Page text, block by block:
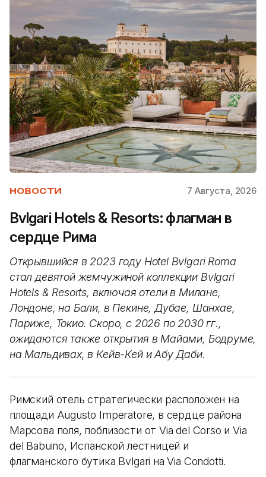
НОВОСТИ 7 Августа, 2026
Bvlgari Hotels & Resorts: флагман в
сердце Рима
Открывшийся в 2023 году Hotel Bvlgari Roma
стал девятой жемчужиной коллекции Bvlgari
Hotels & Resorts, включая отели в Милане,
Лондоне, на Бали, в Пекине, Дубае, Шанхае,
Париже, Токио. Скоро, с 2026 по 2030 гг.,
ожидаются также открытия в Майами, Бодруме,
на Мальдивах, в Кейв-Кей и Абу Даби.
Римский отель стратегически расположен на
площади Augusto Imperatore, в сердце района
Марсова поля, поблизости от Via del Corso и Via
del Babuino, Испанской лестницей и
флагманского бутика Bvlgari на Via Condotti.